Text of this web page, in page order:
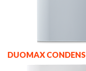
DUOMAX CONDENS